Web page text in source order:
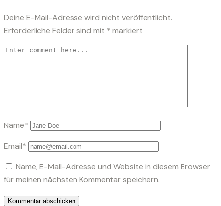
Deine E-Mail-Adresse wird nicht veröffentlicht.
Erforderliche Felder sind mit * markiert
Name*
Email*
Name, E-Mail-Adresse und Website in diesem Browser
für meinen nächsten Kommentar speichern.